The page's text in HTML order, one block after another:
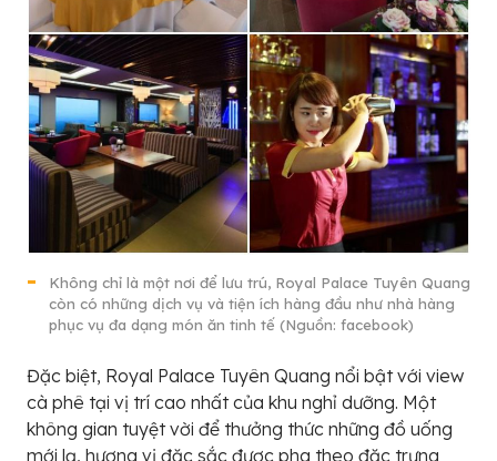
Không chỉ là một nơi để lưu trú, Royal Palace Tuyên Quang
còn có những dịch vụ và tiện ích hàng đầu như nhà hàng
phục vụ đa dạng món ăn tinh tế (Nguồn: facebook)
Đặc biệt, Royal Palace Tuyên Quang nổi bật với view
cà phê tại vị trí cao nhất của khu nghỉ dưỡng. Một
không gian tuyệt vời để thưởng thức những đồ uống
mới lạ, hương vị đặc sắc được pha theo đặc trưng